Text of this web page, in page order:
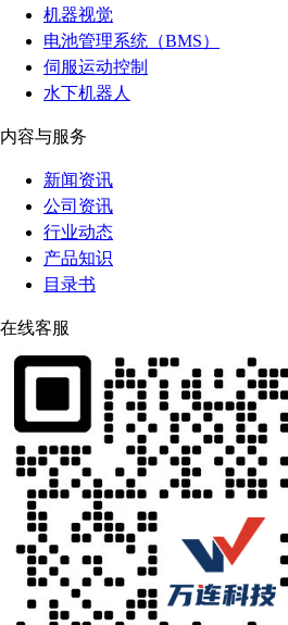
机器视觉
电池管理系统（BMS）
伺服运动控制
水下机器人
内容与服务
新闻资讯
公司资讯
行业动态
产品知识
目录书
在线客服